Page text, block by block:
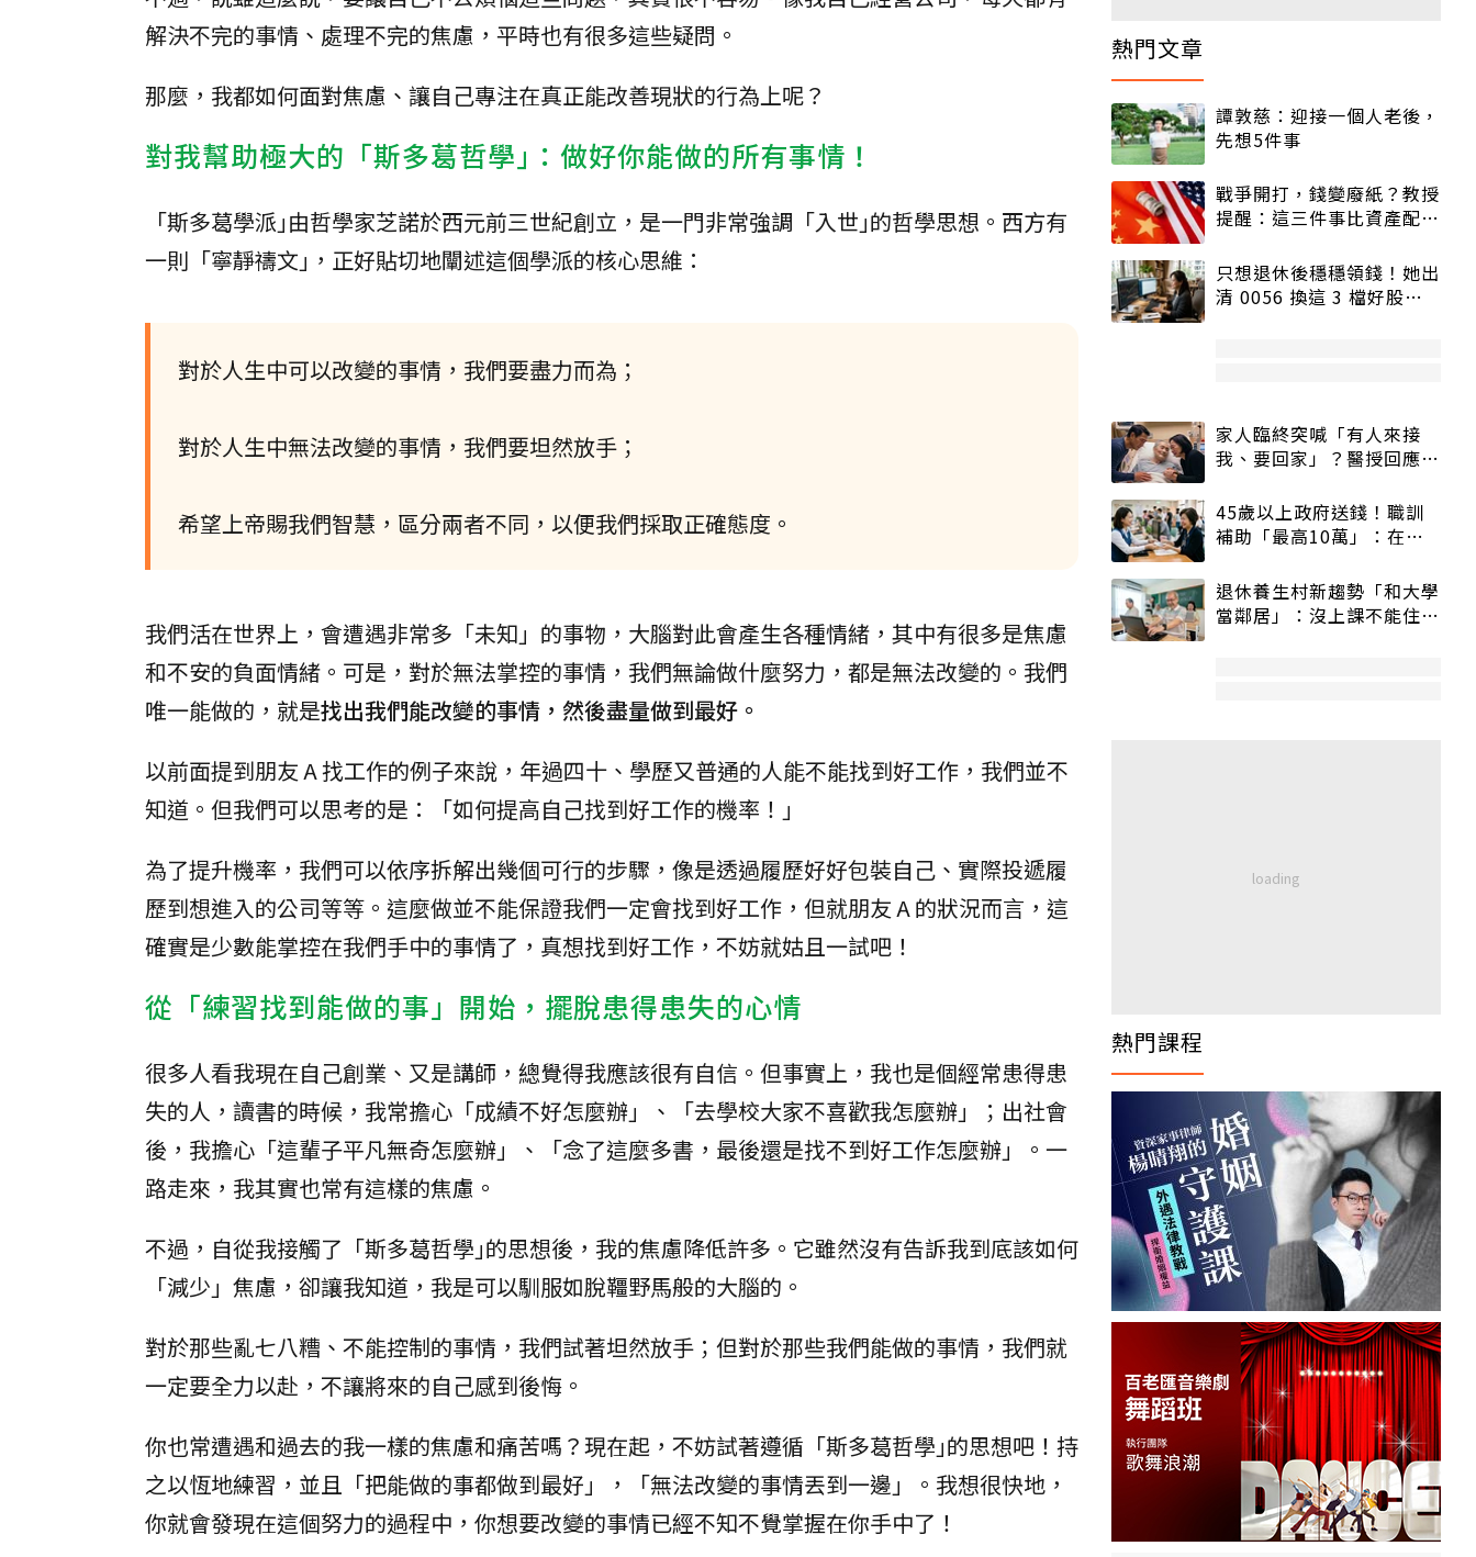
解決不完的事情、處理不完的焦慮，平時也有很多這些疑問。
那麼，我都如何面對焦慮、讓自己專注在真正能改善現狀的行為上呢？
對我幫助極大的「斯多葛哲學｣：做好你能做的所有事情！
「斯多葛學派｣由哲學家芝諾於西元前三世紀創立，是一門非常強調「入世｣的哲學思想。西方有
一則「寧靜禱文｣，正好貼切地闡述這個學派的核心思維：
對於人生中可以改變的事情，我們要盡力而為；
對於人生中無法改變的事情，我們要坦然放手；
希望上帝賜我們智慧，區分兩者不同，以便我們採取正確態度。
我們活在世界上，會遭遇非常多「未知」的事物，大腦對此會產生各種情緒，其中有很多是焦慮
和不安的負面情緒。可是，對於無法掌控的事情，我們無論做什麼努力，都是無法改變的。我們
唯一能做的，就是找出我們能改變的事情，然後盡量做到最好。
以前面提到朋友 A 找工作的例子來說，年過四十、學歷又普通的人能不能找到好工作，我們並不
知道。但我們可以思考的是：「如何提高自己找到好工作的機率！」
為了提升機率，我們可以依序拆解出幾個可行的步驟，像是透過履歷好好包裝自己、實際投遞履
歷到想進入的公司等等。這麼做並不能保證我們一定會找到好工作，但就朋友 A 的狀況而言，這
確實是少數能掌控在我們手中的事情了，真想找到好工作，不妨就姑且一試吧！
從「練習找到能做的事」開始，擺脫患得患失的心情
很多人看我現在自己創業、又是講師，總覺得我應該很有自信。但事實上，我也是個經常患得患
失的人，讀書的時候，我常擔心「成績不好怎麼辦」、「去學校大家不喜歡我怎麼辦」；出社會
後，我擔心「這輩子平凡無奇怎麼辦」、「念了這麼多書，最後還是找不到好工作怎麼辦」。一
路走來，我其實也常有這樣的焦慮。
不過，自從我接觸了「斯多葛哲學｣的思想後，我的焦慮降低許多。它雖然沒有告訴我到底該如何
「減少」焦慮，卻讓我知道，我是可以馴服如脫韁野馬般的大腦的。
對於那些亂七八糟、不能控制的事情，我們試著坦然放手；但對於那些我們能做的事情，我們就
一定要全力以赴，不讓將來的自己感到後悔。
你也常遭遇和過去的我一樣的焦慮和痛苦嗎？現在起，不妨試著遵循「斯多葛哲學｣的思想吧！持
之以恆地練習，並且「把能做的事都做到最好」，「無法改變的事情丟到一邊」。我想很快地，
你就會發現在這個努力的過程中，你想要改變的事情已經不知不覺掌握在你手中了！
熱門文章
譚敦慈：迎接一個人老後，
先想5件事
戰爭開打，錢變廢紙？教授
提醒：這三件事比資產配置
只想退休後穩穩領錢！她出
清 0056 換這 3 檔好股：
家人臨終突喊「有人來接
我、要回家」？醫授回應方
45歲以上政府送錢！職訓
補助「最高10萬」：在
退休養生村新趨勢「和大學
當鄰居」：沒上課不能住、
熱門課程